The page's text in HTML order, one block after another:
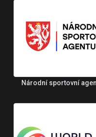
Národní sportovní